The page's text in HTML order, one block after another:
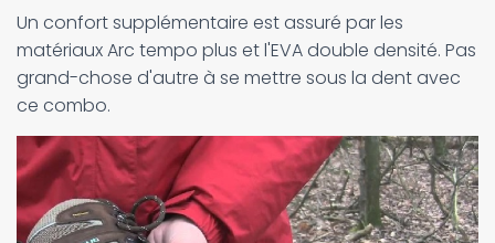
Un confort supplémentaire est assuré par les
matériaux Arc tempo plus et l'EVA double densité. Pas
grand-chose d'autre à se mettre sous la dent avec
ce combo.